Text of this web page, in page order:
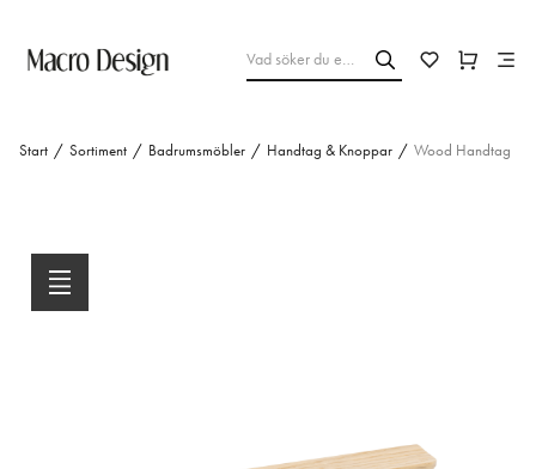
Start / Sortiment / Badrumsmöbler / Handtag & Knoppar / Wood Handtag